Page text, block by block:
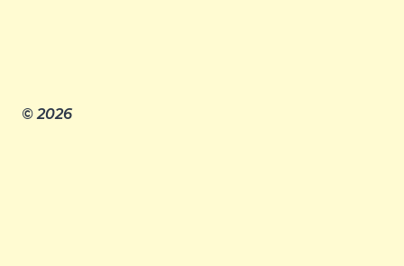
© 2026